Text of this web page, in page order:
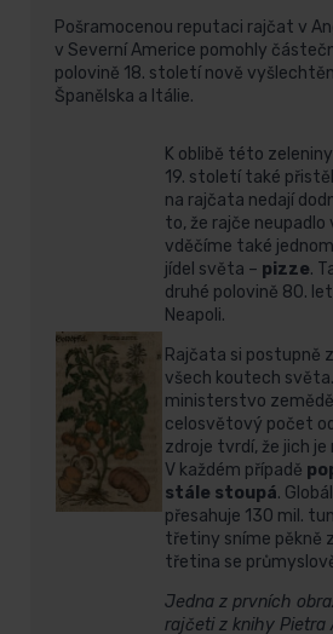
Pošramocenou reputaci rajčat v
v Severní Americe pomohly
polovině 18. století nově
Španělska a Itálie.
K oblibě této
19. století také
na rajčata nedají
to, že rajče neupadlo
vděčíme také
jídel světa – pizze.
druhé polovině 80.
Neapoli.
Rajčata si postupně
všech koutech
ministerstvo
celosvětový počet
zdroje tvrdí, že jich
V každém případě
stále stoupá.
přesahuje 130 mil.
třetiny sníme pěkně
třetina se
Jedna z prvních
rajčeti z knihy Pietra